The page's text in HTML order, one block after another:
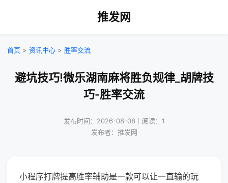
推发网
首页 > 资讯中心 > 胜率交流
避坑技巧!微乐湖南麻将胜负规律_胡牌技
巧-胜率交流
发布时间：2026-08-08｜阅读：1
发布者：推发网
小程序打牌提高胜率辅助是一款可以让一直输的玩